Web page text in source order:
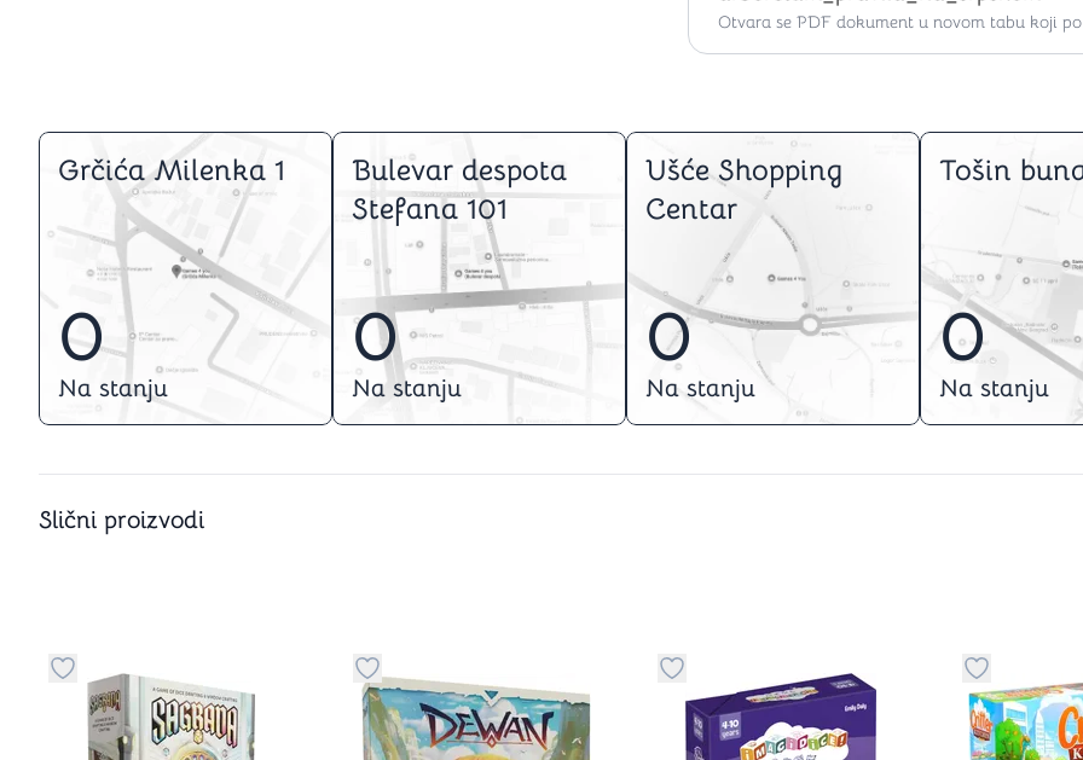
Otvara se PDF dokument u novom tabu koji
Grčića Milenka 1
0
Na stanju
Bulevar despota
Stefana 101
0
Na stanju
Ušće Shopping
Centar
0
Na stanju
Tošin
0
Na stanju
Slični proizvodi
Dugme za dodavanje stvari u kategoriju omiljenoDugme za dodavanje stvari u kategoriju omiljenoDugme za dodavanje stvari u kategorijuDugme za